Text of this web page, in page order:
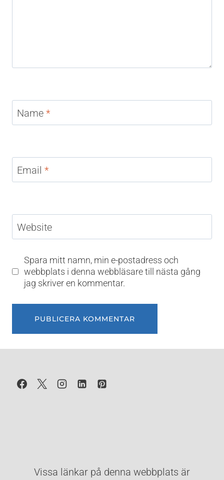
Name *
Email *
Website
Spara mitt namn, min e-postadress och
webbplats i denna webbläsare till nästa gång
jag skriver en kommentar.
Vissa länkar på denna webbplats är